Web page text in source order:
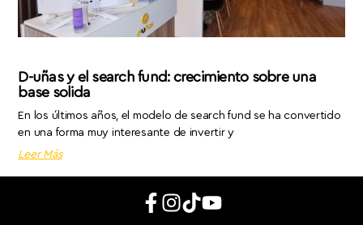
D-uñas y el search fund: crecimiento sobre una
base solida
En los últimos años, el modelo de search fund se ha convertido
en una forma muy interesante de invertir y
Leer Más